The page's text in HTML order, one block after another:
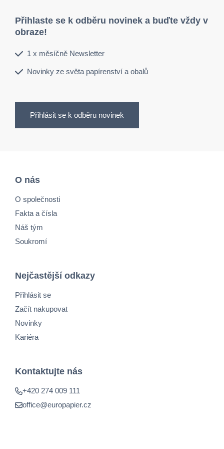
Přihlaste se k odběru novinek a buďte vždy v
obraze!
1 x měsíčně Newsletter
Novinky ze světa papírenství a obalů
Přihlásit se k odběru novinek
O nás
O společnosti
Fakta a čísla
Náš tým
Soukromí
Nejčastější odkazy
Přihlásit se
Začít nakupovat
Novinky
Kariéra
Kontaktujte nás
+420 274 009 111
office@europapier.cz